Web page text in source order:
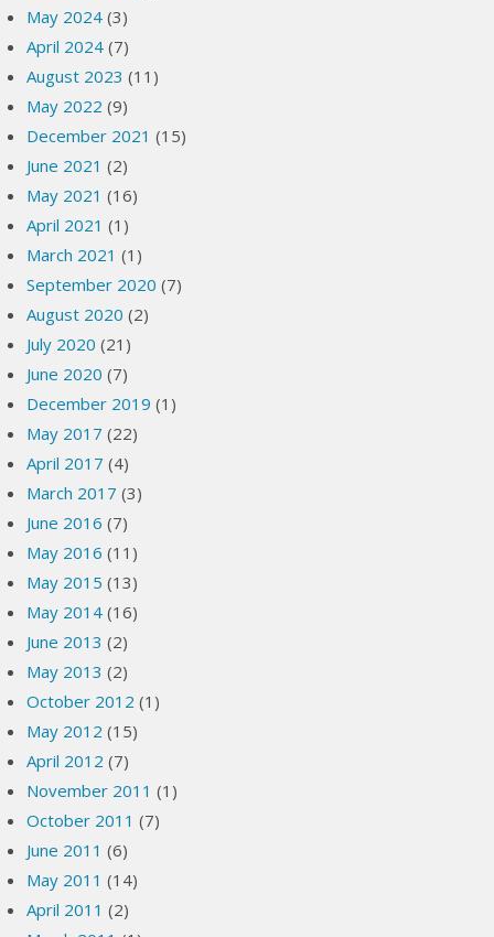
May 2024 (3)
April 2024 (7)
August 2023 (11)
May 2022 (9)
December 2021 (15)
June 2021 (2)
May 2021 (16)
April 2021 (1)
March 2021 (1)
September 2020 (7)
August 2020 (2)
July 2020 (21)
June 2020 (7)
December 2019 (1)
May 2017 (22)
April 2017 (4)
March 2017 (3)
June 2016 (7)
May 2016 (11)
May 2015 (13)
May 2014 (16)
June 2013 (2)
May 2013 (2)
October 2012 (1)
May 2012 (15)
April 2012 (7)
November 2011 (1)
October 2011 (7)
June 2011 (6)
May 2011 (14)
April 2011 (2)